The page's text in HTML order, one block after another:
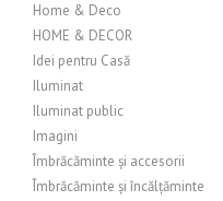
Home & Deco
HOME & DECOR
Idei pentru Casă
Iluminat
Iluminat public
Imagini
Îmbrăcăminte și accesorii
Îmbrăcăminte și încălțăminte